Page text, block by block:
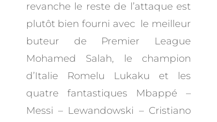
revanche le reste de l’attaque est
plutôt bien fourni avec le meilleur
buteur de Premier League
Mohamed Salah, le champion
d’Italie Romelu Lukaku et les
quatre fantastiques Mbappé –
Messi – Lewandowski – Cristiano